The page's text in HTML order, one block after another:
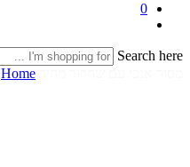
0
Search here
Home